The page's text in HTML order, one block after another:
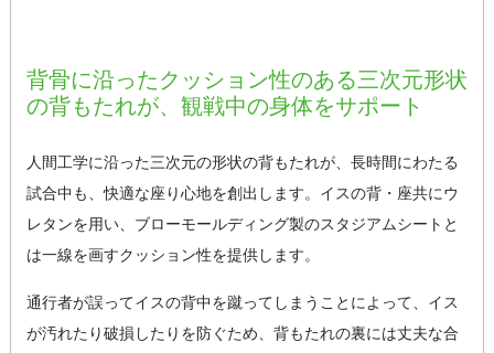
背骨に沿ったクッション性のある三次元形状
の背もたれが、観戦中の身体をサポート
人間工学に沿った三次元の形状の背もたれが、長時間にわたる
試合中も、快適な座り心地を創出します。イスの背・座共にウ
レタンを用い、ブローモールディング製のスタジアムシートと
は一線を画すクッション性を提供します。
通行者が誤ってイスの背中を蹴ってしまうことによって、イス
が汚れたり破損したりを防ぐため、背もたれの裏には丈夫な合